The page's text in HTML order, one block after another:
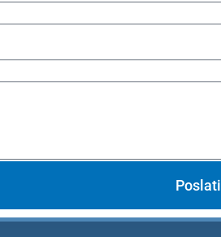
Poslati